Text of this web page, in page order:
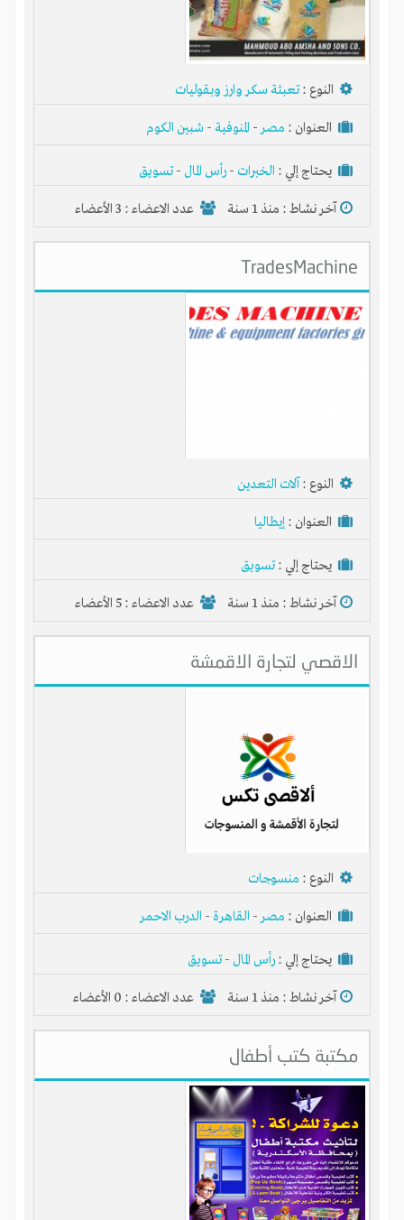
النوع :تعبئة سكر وارز وبقوليات
العنوان : مصر- المنوفية - شبين الكوم
يحتاج إلي : الخبرات - رأس المال -تسويق
آخر نشاط : منذ 1 سنة عدد الاعضاء : 3 الأعضاء
TradesMachine
النوع : آلات التعدين
العنوان : إيطاليا
يحتاج إلي :تسويق
آخر نشاط : منذ 1 سنة عدد الاعضاء : 5 الأعضاء
الاقصي لتجارة الاقمشة
النوع : منسوجات
العنوان : مصر- القاهرة - الدرب الاحمر
يحتاج إلي : رأس المال -تسويق
آخر نشاط : منذ 1 سنة عدد الاعضاء : 0 الأعضاء
مكتبة كتب أطفال